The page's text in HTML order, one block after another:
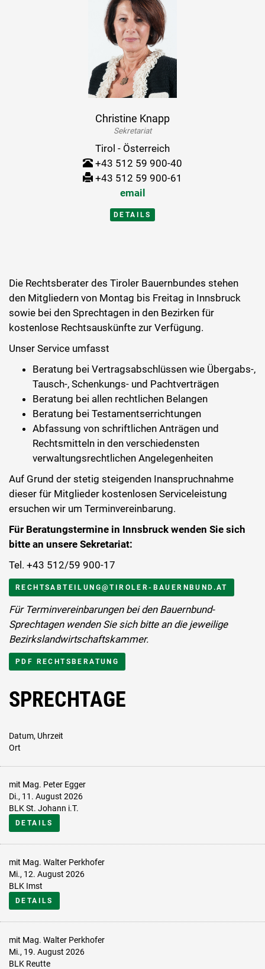
Christine Knapp
Sekretariat
Tirol - Österreich
+43 512 59 900-40
+43 512 59 900-61
email
DETAILS
Die Rechtsberater des Tiroler Bauernbundes stehen
den Mitgliedern von Montag bis Freitag in Innsbruck
sowie bei den Sprechtagen in den Bezirken für
kostenlose Rechtsauskünfte zur Verfügung.
Unser Service umfasst
Beratung bei Vertragsabschlüssen wie Übergabs-,
Tausch-, Schenkungs- und Pachtverträgen
Beratung bei allen rechtlichen Belangen
Beratung bei Testamentserrichtungen
Abfassung von schriftlichen Anträgen und
Rechtsmitteln in den verschiedensten
verwaltungsrechtlichen Angelegenheiten
Auf Grund der stetig steigenden Inanspruchnahme
dieser für Mitglieder kostenlosen Serviceleistung
ersuchen wir um Terminvereinbarung.
Für Beratungstermine in Innsbruck wenden Sie sich
bitte an unsere Sekretariat:
Tel. +43 512/59 900-17
RECHTSABTEILUNG@TIROLER-BAUERNBUND.AT
Für Terminvereinbarungen bei den Bauernbund-
Sprechtagen wenden Sie sich bitte an die jeweilige
Bezirkslandwirtschaftskammer.
PDF RECHTSBERATUNG
SPRECHTAGE
Datum, Uhrzeit
Ort
mit Mag. Peter Egger
Di., 11. August 2026
BLK St. Johann i.T.
DETAILS
mit Mag. Walter Perkhofer
Mi., 12. August 2026
BLK Imst
DETAILS
mit Mag. Walter Perkhofer
Mi., 19. August 2026
BLK Reutte